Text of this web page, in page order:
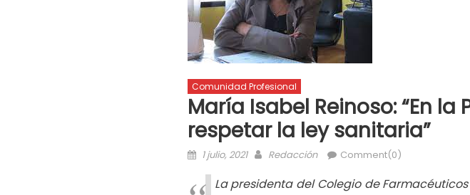
Comunidad Profesional
María Isabel Reinoso: “En
respetar la ley sanitaria”
1 julio, 2021 Redacción Comment(0)
La presidenta del Colegio de